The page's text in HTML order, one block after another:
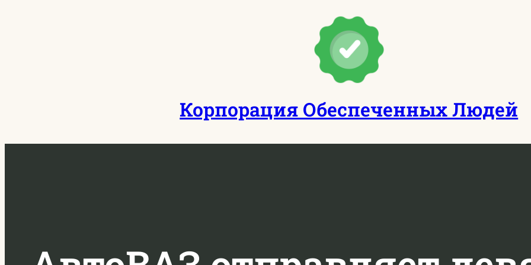
Корпорация Обеспеченных Людей